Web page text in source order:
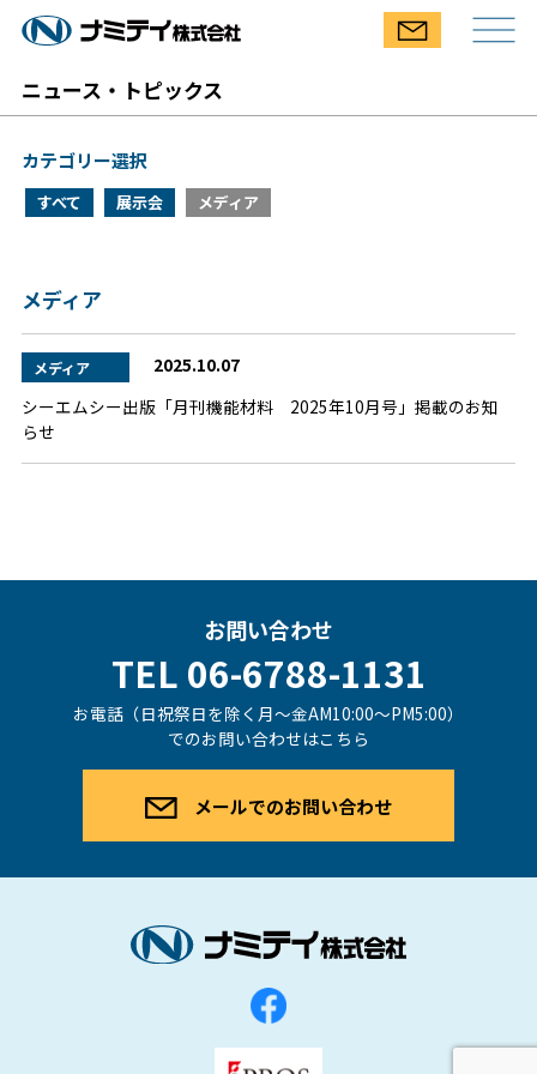
ニュース・トピックス
カテゴリー選択
すべて 展示会 メディア
メディア
メディア
2025.10.07
シーエムシー出版「月刊機能材料 2025年10月号」掲載のお知
らせ
お問い合わせ
TEL 06-6788-1131
お電話（日祝祭日を除く月〜金AM10:00〜PM5:00）
でのお問い合わせはこちら
メールでのお問い合わせ